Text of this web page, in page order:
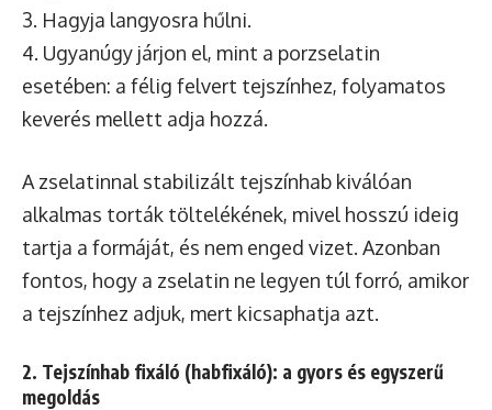
3. Hagyja langyosra hűlni.
4. Ugyanúgy járjon el, mint a porzselatin
esetében: a félig felvert tejszínhez, folyamatos
keverés mellett adja hozzá.
A zselatinnal stabilizált tejszínhab kiválóan
alkalmas torták töltelékének, mivel hosszú ideig
tartja a formáját, és nem enged vizet. Azonban
fontos, hogy a zselatin ne legyen túl forró, amikor
a tejszínhez adjuk, mert kicsaphatja azt.
2. Tejszínhab fixáló (habfixáló): a gyors és egyszerű
megoldás